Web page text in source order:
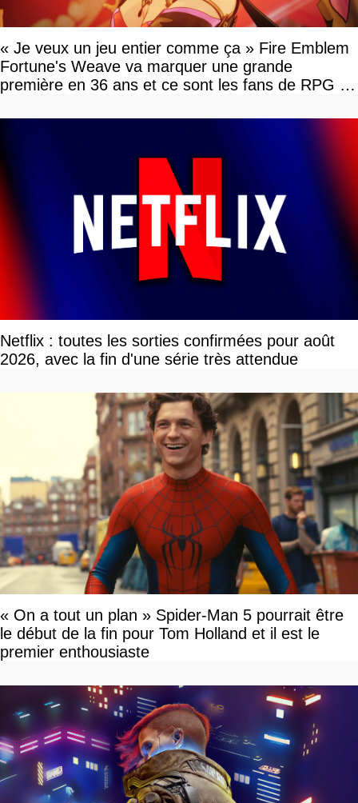
« Je veux un jeu entier comme ça » Fire Emblem
Fortune's Weave va marquer une grande
première en 36 ans et ce sont les fans de RPG en
Netflix : toutes les sorties confirmées pour août
2026, avec la fin d'une série très attendue
« On a tout un plan » Spider-Man 5 pourrait être
le début de la fin pour Tom Holland et il est le
premier enthousiaste